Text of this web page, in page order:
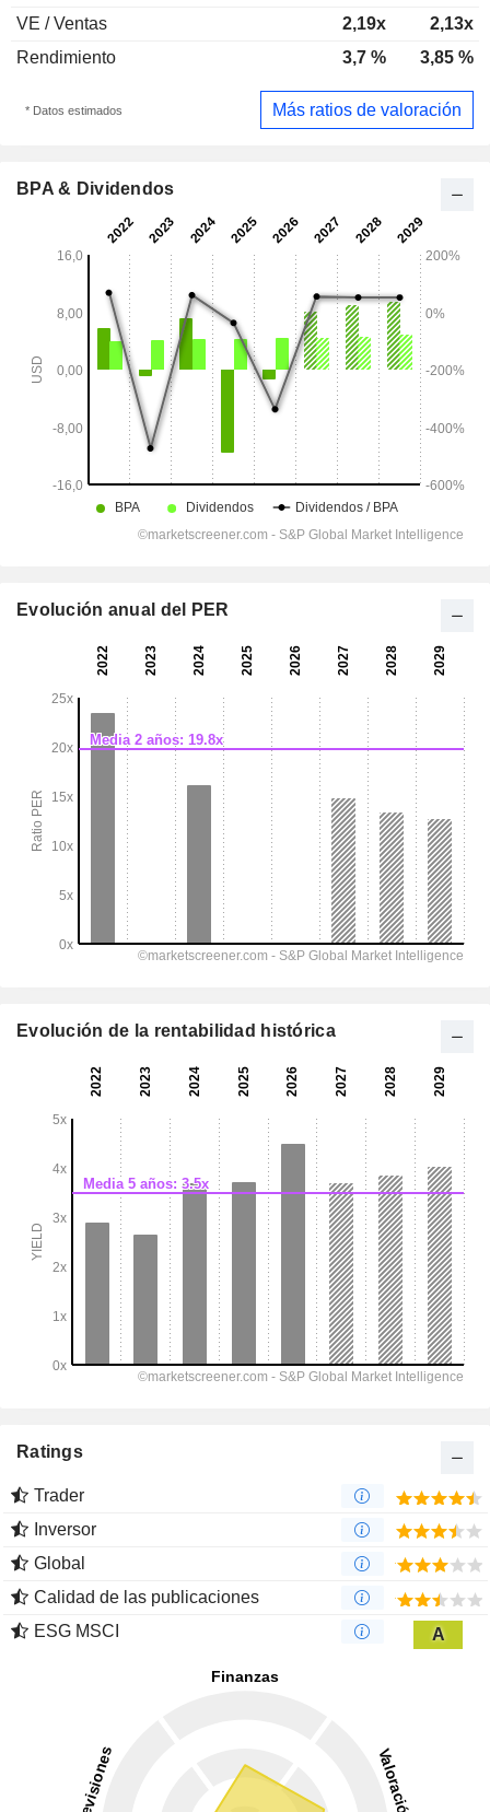
VE / Ventas 2,19x
2,13x
Rendimiento
3,7 % 3,85 %
* Datos estimados Más ratios de valoración
BPA & Dividendos
Evolución anual del PER
Evolución de la rentabilidad histórica
Ratings
Trader
Inversor
Global
Calidad de las publicaciones
ESG MSCI
A